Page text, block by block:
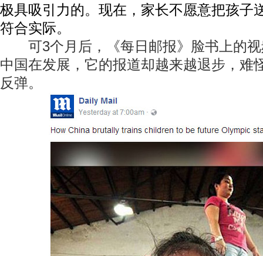
极具吸引力的。现在，家长不愿意把孩子
符合实际。
可3个月后，《每日邮报》脸书上的视
中国在发展，它的报道却越来越退步，难
反弹。